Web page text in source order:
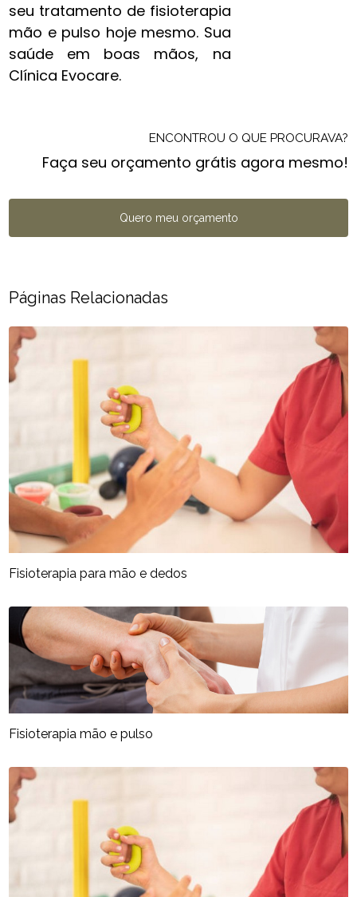
seu tratamento de fisioterapia
mão e pulso ​hoje mesmo. Sua
saúde em boas mãos, na
Clínica Evocare.
ENCONTROU O QUE PROCURAVA?
Faça seu orçamento grátis agora mesmo!
Quero meu orçamento
Páginas Relacionadas
Fisioterapia para mão e dedos​
Fisioterapia mão e pulso​